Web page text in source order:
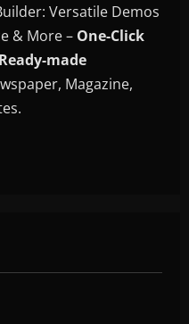
Versatile Demos
& More – One-Click
made
Magazine,